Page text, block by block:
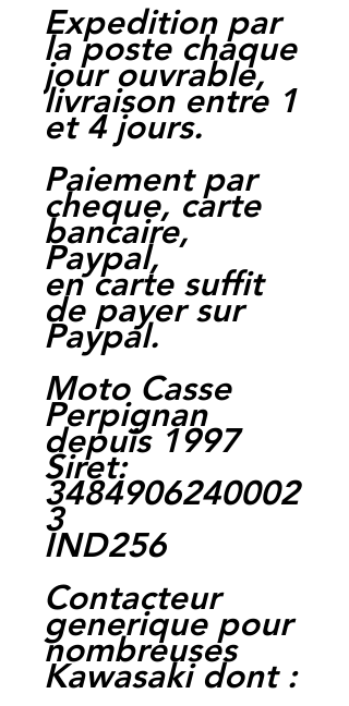
Expedition par
la poste chaque
jour ouvrable,
livraison entre 1
et 4 jours.
Paiement par
cheque, carte
bancaire,
Paypal,
en carte suffit
de payer sur
Paypal.
Moto Casse
Perpignan
depuis 1997
Siret:
3484906240002
3
IND256
Contacteur
generique pour
nombreuses
Kawasaki dont :